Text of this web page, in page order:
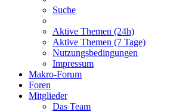
Suche
Aktive Themen (24h)
Aktive Themen (7 Tage)
Nutzungsbedingungen
Impressum
Makro-Forum
Foren
Mitglieder
Das Team